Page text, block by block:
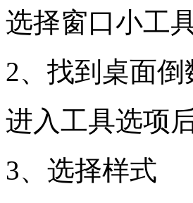
选择窗口小工具
2、找到桌面倒
进入工具选项
3、选择样式